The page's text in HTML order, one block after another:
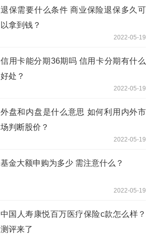
退保需要什么条件 商业保险退保多久可
以拿到钱？
2022-05-19
信用卡能分期36期吗 信用卡分期有什么
好处？
2022-05-19
外盘和内盘是什么意思 如何利用内外市
场判断股价？
2022-05-19
基金大额申购为多少 需注意什么？
2022-05-19
中国人寿康悦百万医疗保险c款怎么样？
测评来了